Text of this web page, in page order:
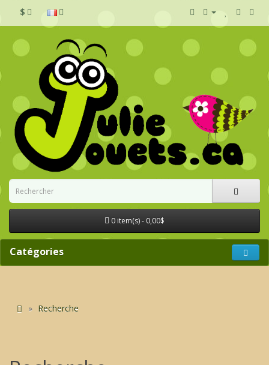
$
0 item(s) - 0,00$
Catégories
Recherche